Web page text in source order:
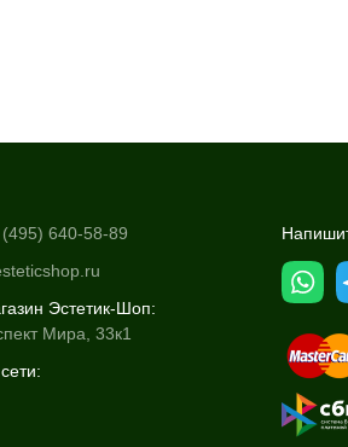
640-58-89
Эстетик-Шоп:
Мира, 33к1